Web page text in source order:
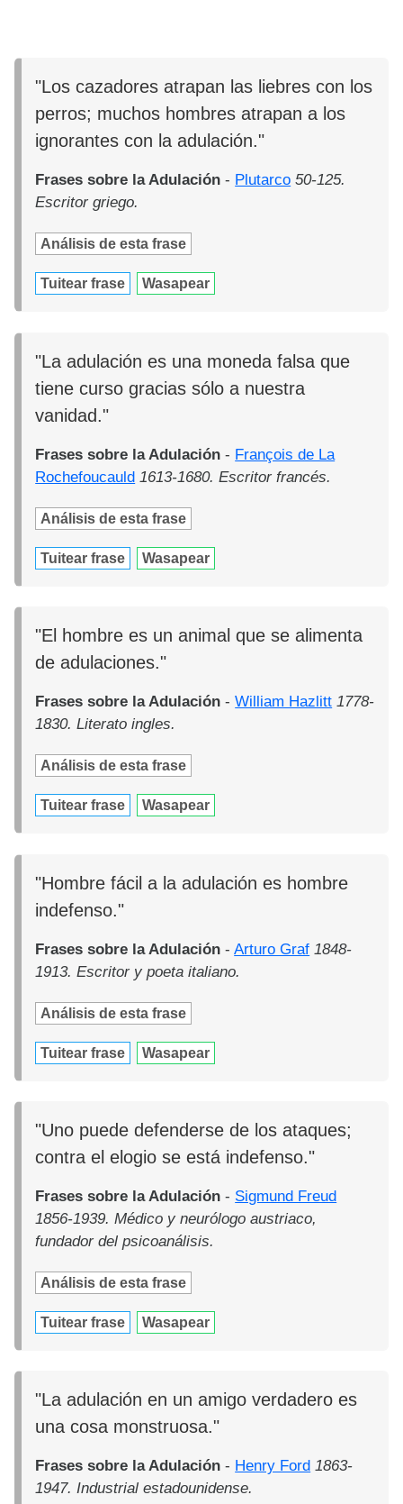
"Los cazadores atrapan las liebres con los
perros; muchos hombres atrapan a los
ignorantes con la adulación."
Frases sobre la Adulación - Plutarco 50-125.
Escritor griego.
Análisis de esta frase
Tuitear frase Wasapear
"La adulación es una moneda falsa que
tiene curso gracias sólo a nuestra
vanidad."
Frases sobre la Adulación - François de La
Rochefoucauld 1613-1680. Escritor francés.
Análisis de esta frase
Tuitear frase Wasapear
"El hombre es un animal que se alimenta
de adulaciones."
Frases sobre la Adulación -William Hazlitt 1778-
1830. Literato ingles.
Análisis de esta frase
Tuitear frase Wasapear
"Hombre fácil a la adulación es hombre
indefenso."
Frases sobre la Adulación -Arturo Graf 1848-
1913. Escritor y poeta italiano.
Análisis de esta frase
Tuitear frase Wasapear
"Uno puede defenderse de los ataques;
contra el elogio se está indefenso."
Frases sobre la Adulación - Sigmund Freud
1856-1939. Médico y neurólogo austriaco,
fundador del psicoanálisis.
Análisis de esta frase
Tuitear frase Wasapear
"La adulación en un amigo verdadero es
una cosa monstruosa."
Frases sobre la Adulación - Henry Ford 1863-
1947. Industrial estadounidense.